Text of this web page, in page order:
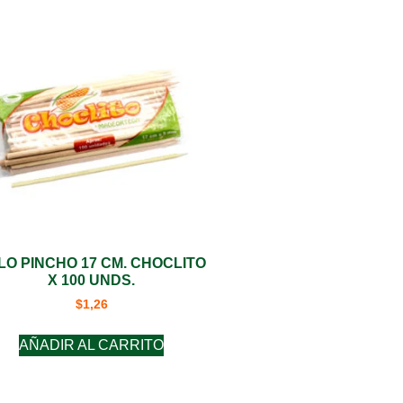
PINCHO 17 CM. CHOCLITO
X 100 UNDS.
$1,26
AÑADIR AL CARRITO